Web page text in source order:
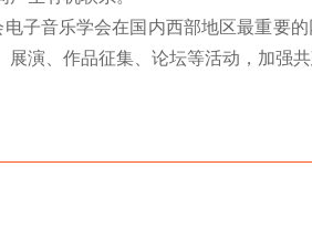
电子音乐学会在国内西部地区最重要
展演 作品征集、 论坛等活动 ， 加强